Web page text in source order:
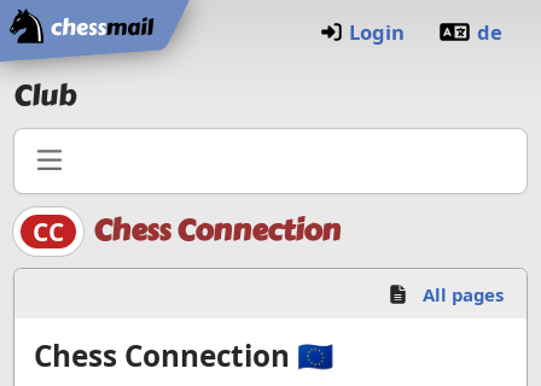
Home
Login de
Club
CC Chess Connection
All pages
Chess Connection 🇪🇺